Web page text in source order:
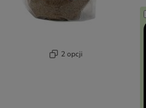
2 opcji